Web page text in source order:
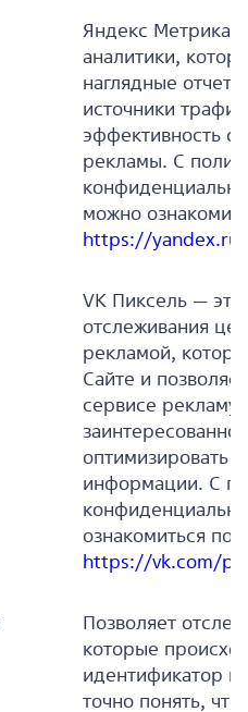
Яндекс Метрика
аналитики,
наглядные
источники
эффективность
рекламы. С
можно
https://
VK Пиксель — это
отслеживания
рекламой,
Сайте и
сервисе рекламу
оптимизировать
информации. С
ознакомиться по
https://vk.com/
Позволяет
которые
идентификатор
точно понять,